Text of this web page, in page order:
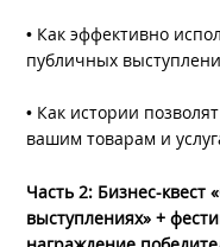
• Как эффективно
публичных
• Как истории
вашим товарам и
Часть 2: Бизнес-квест «
выступлениях» +